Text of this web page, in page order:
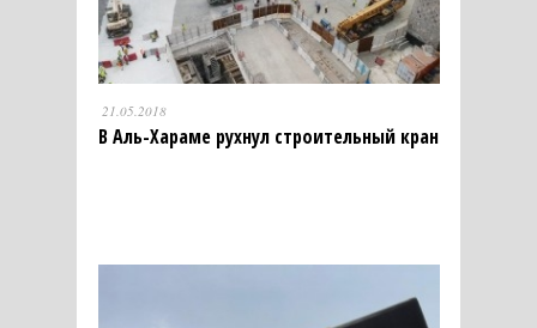
21.05.2018
В Аль-Хараме рухнул строительный кран